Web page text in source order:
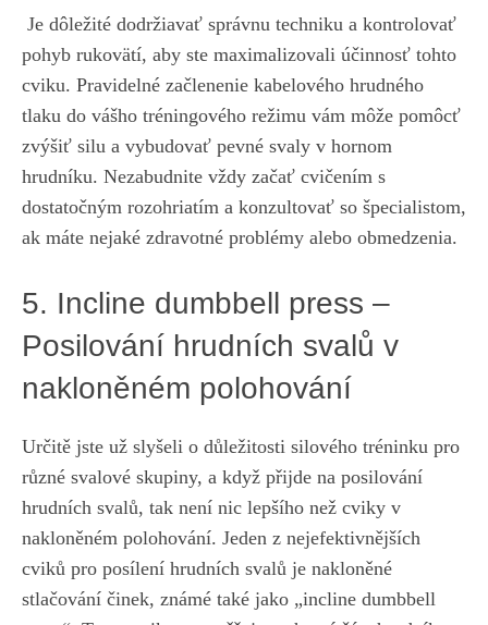
‌ Je dôležité⁣ dodržiavať ‍správnu ‌techniku a kontrolovať
pohyb rukovätí, aby ⁤ste maximalizovali účinnosť tohto ​
cviku. Pravidelné začlenenie kabelového hrudného⁤
tlaku do vášho tréningového ​režimu ‌vám môže pomôcť
zvýšiť silu ⁤a⁣ vybudovať pevné svaly v hornom
hrudníku. Nezabudnite vždy začať cvičením s
⁢dostatočným ⁤rozohriatím a‍ konzultovať so špecialistom,
ak máte nejaké zdravotné‌ problémy alebo obmedzenia.
5.‌ Incline dumbbell press​ –
Posilování hrudních svalů v
nakloněném‍ polohování
Určitě jste ‍už slyšeli o důležitosti silového ​tréninku pro
různé svalové skupiny, a když přijde na posilování
hrudních svalů, tak není nic lepšího než cviky v
nakloněném polohování.‌ Jeden z nejefektivnějších
cviků ⁤pro posílení⁢ hrudních svalů je nakloněné
stlačování činek, známé také jako „incline ‍dumbbell